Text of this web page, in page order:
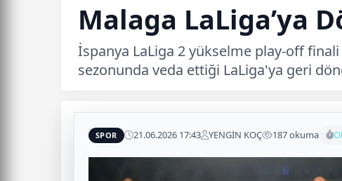
Malaga LaLiga’ya
İspanya LaLiga 2 yükselme play-off
sezonunda veda ettiği LaLiga'ya geri
SPOR 21.06.2026 17:43 YENGİN KOÇ 187 okuma